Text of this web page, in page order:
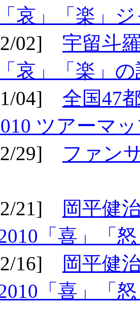
「哀」「楽」
02] 宇留斗
「哀」「楽」
04] 全国47
ツアーマ
29] ファン
21]
岡平健
「喜」「
16]
岡平健
「喜」「